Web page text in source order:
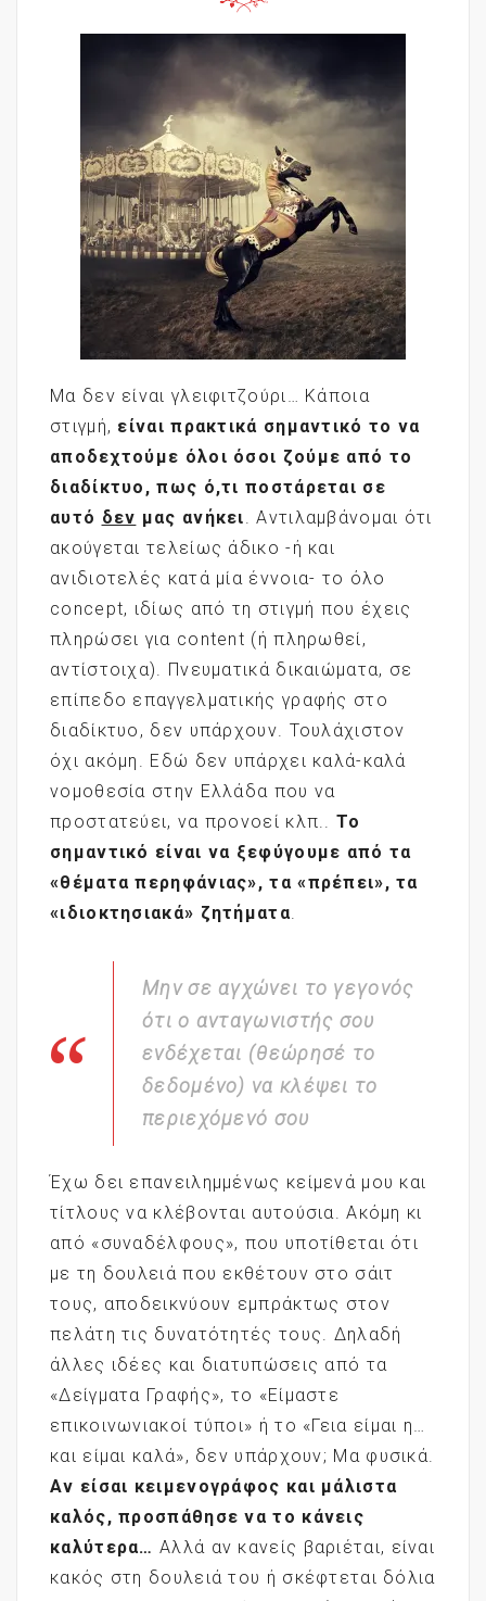
Μα δεν είναι γλειφιτζούρι… Κάποια
στιγμή, είναι πρακτικά σημαντικό το να
αποδεχτούμε όλοι όσοι ζούμε από το
διαδίκτυο, πως ό,τι ποστάρεται σε
αυτό δεν μας ανήκει . Αντιλαμβάνομαι ότι
ακούγεται τελείως άδικο -ή και
ανιδιοτελές κατά μία έννοια- το όλο
concept, ιδίως από τη στιγμή που έχεις
πληρώσει για content (ή πληρωθεί,
αντίστοιχα). Πνευματικά δικαιώματα, σε
επίπεδο επαγγελματικής γραφής στο
διαδίκτυο, δεν υπάρχουν. Τουλάχιστον
όχι ακόμη. Εδώ δεν υπάρχει καλά-καλά
νομοθεσία στην Ελλάδα που να
προστατεύει, να προνοεί κλπ.. Το
σημαντικό είναι να ξεφύγουμε από τα
«θέματα περηφάνιας», τα «πρέπει», τα
«ιδιοκτησιακά» ζητήματα
Μην σε αγχώνει το γεγονός
ότι ο ανταγωνιστής σου
ενδέχεται (θεώρησέ το
δεδομένο) να κλέψει το
περιεχόμενό σου
Έχω δει επανειλημμένως κείμενά μου και
τίτλους να κλέβονται αυτούσια. Ακόμη κι
από «συναδέλφους», που υποτίθεται ότι
με τη δουλειά που εκθέτουν στο σάιτ
τους, αποδεικνύουν εμπράκτως στον
πελάτη τις δυνατότητές τους. Δηλαδή
άλλες ιδέες και διατυπώσεις από τα
«Δείγματα Γραφής», το «Είμαστε
επικοινωνιακοί τύποι» ή το «Γεια είμαι η…
και είμαι καλά», δεν υπάρχουν; Μα φυσικά.
Αν είσαι κειμενογράφος και μάλιστα
καλός, προσπάθησε να το κάνεις
καλύτερα… Αλλά αν κανείς βαριέται, είναι
κακός στη δουλειά του ή σκέφτεται δόλια